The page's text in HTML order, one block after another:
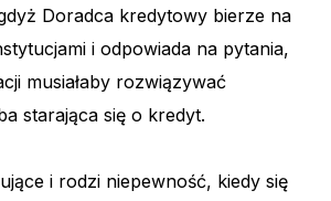
Doradca kredytowy bierze na
i odpowiada na pytania,
musiałaby rozwiązywać
starająca się o kredyt.
i rodzi niepewność, kiedy się